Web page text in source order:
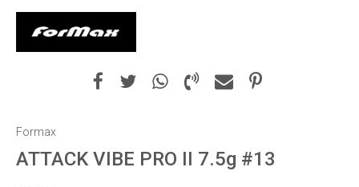
Formax
ATTACK VIBE PRO II 7.5g #13